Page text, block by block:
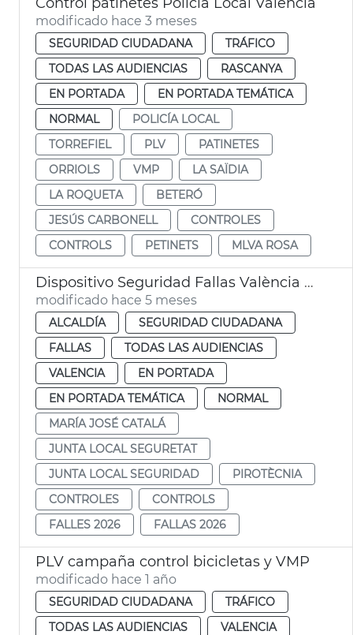
modificado hace 3 meses
SEGURIDAD CIUDADANA
TRÁFICO
TODAS LAS AUDIENCIAS
RASCANYA
EN PORTADA
EN PORTADA TEMÁTICA
NORMAL
POLICÍA LOCAL
TORREFIEL
PLV
PATINETES
ORRIOLS
VMP
LA SAÏDIA
LA ROQUETA
BETERÓ
JESÚS CARBONELL
CONTROLES
CONTROLS
PETINETS MLVA ROSA
Dispositivo Seguridad Fallas València 2026
modificado hace 5 meses
ALCALDÍA
SEGURIDAD CIUDADANA
FALLAS
TODAS LAS AUDIENCIAS
VALENCIA
EN PORTADA
EN PORTADA TEMÁTICA
NORMAL
MARÍA JOSÉ CATALÁ
JUNTA LOCAL SEGURETAT
JUNTA LOCAL SEGURIDAD
PIROTÈCNIA
CONTROLES
CONTROLS
FALLES 2026
FALLAS 2026
PLV campaña control bicicletas y VMP
modificado hace 1 año
SEGURIDAD CIUDADANA
TRÁFICO
TODAS LAS AUDIENCIAS
VALENCIA